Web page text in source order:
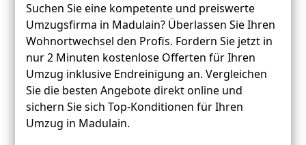
Suchen Sie eine kompetente und preiswerte
Umzugsfirma in Madulain? Überlassen Sie Ihren
Wohnortwechsel den Profis. Fordern Sie jetzt in
nur 2 Minuten kostenlose Offerten für Ihren
Umzug inklusive Endreinigung an. Vergleichen
Sie die besten Angebote direkt online und
sichern Sie sich Top-Konditionen für Ihren
Umzug in Madulain.